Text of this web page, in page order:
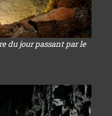
du jour passant par le